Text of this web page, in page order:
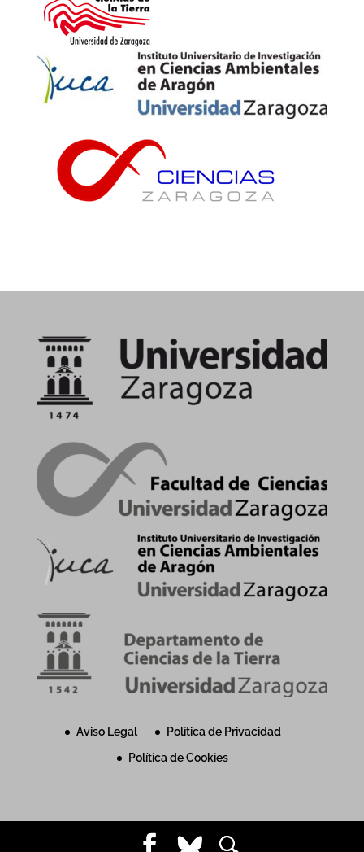
Aviso Legal
Política de Privacidad
Política de Cookies